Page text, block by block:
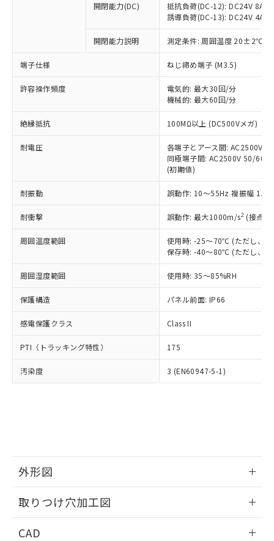
開閉能力(DC)
抵抗負荷(DC-12): DC24V 8A/
誘導負荷(DC-13): DC24V 4A/
開閉能力説明 測定条件: 周囲温度 20±2℃、
端子仕様 ねじ締め端子 (M3.5)
許容操作頻度
電気的: 最大30回/分
機械的: 最大60回/分
絶縁抵抗 100MΩ以上 (DC500Vメガ)
耐電圧
各端子とアース間: AC2500V
同極端子間: AC2500V 50/
(初期値)
耐振動 誤動作: 10～55Hz 複振幅
耐衝撃 誤動作: 最大1000m/s2 (接点
周囲温度範囲
使用時: -25～70℃ (ただし、氷
保存時: -40～80℃ (ただし、氷
周囲湿度範囲 使用時: 35～85%RH
保護構造 パネル前面: IP66
感電保護クラス Class II
PTI（トラッキング特性） 175
汚染度 3 (EN60947-5-1)
外形図
取りつけ穴加工図
CAD
以下の条件をお読みいただき、同意のうえ
ご利用ください。
本サービスは、当社制御機器事業取扱
商品の当社在庫状況および標準価格
(税抜)を提供させていただくもので
当社制御機器事業取扱商品の中には、
本サービスの対象外となる商品もある
ことをご了承ください。
在庫状況および標準価格照会結果は、
記載している更新日時点での社内デー
タに基づき作成されるものであり、閲
覧された時点での実際の在庫および標
準価格とは異なる場合があることをご
正式な納期状況および標準価格はお客
様のお取引先、またはお客様担当のオ
ムロン制御機器販売店・当社販売員に
オムロン制御機器販売店や当社販売拠
販売ネットワーク
」をご確認
在庫状況および標準価格結果を当社の
事前の承諾なく第三者に漏洩または開
示しないようお願いします。
マイパーツ機能（部品リスト作成サー
ビス）をご利用いただくには、I-Web
品・サービスに関するお客様との取
の共同利用に関して"
用者の範囲」に記載されている法人を
対応予定なし：EU RoHS指令（10物質）の
非含有に非対応の商品で、対応品を出す予
調査・確認中：EU RoHS指令（10物質）の
非含有の対応状況を調査中または確認中の
商品です。
非該当品：ライセンス料など無形物で、有
害物質有無と関係のない商品です。
仕入先様の事情により、非含有部品として
いたものが、含有品と判明した場合などや
むを得ず変更することがあります。
鉛(Pb) 1000ppm以下、 水銀(Hg) 1000ppm以下、 カド
六価クロム(Cr(Ⅵ)) 1000ppm以下、ポリ臭化ビフェニル
類(PBB) 1000ppm以下、ポリ臭化ジフェニルエーテル類
ルベンジル（BBP） 1000ppm以下、フタル酸ジブチル
（DBP） 1000ppm以下、フタル酸ジイソブチル
但し、RoHS指令で産業用監視および制御機器に対する
適用除外項目は除く。
フタル酸エステル類の４物質については閾値を超える意
図的な使用がないことを確認しています。
部品在庫の切り替え状況などにより、予定
月が前後することがあります。
EU RoHS指令（10物質）の非含有証明書
51物質の非含有証明書（当社基準）
※本証明書は発行日時点で非含有を証明す
「○」：最大均質材料含有率が中国RoHSの
基準値以下であることを示します。
「×」：最大均質材料含有率が中国RoHSの
基準値を超えていることを示します。
「－」：未確認です。当社販売部門へお問
*中国RoHS10物質の基準値 (GB/T26572)：
Pb(鉛) :1000ppm、 Hg(水銀) : 1000ppm、 Cd(カドミウ
Cr(Ⅵ)(六価クロム) : 1000ppm、 PBBs(ポリ臭化ビフェ
ニル類) : 1000ppm、 PBDEs(ポリ臭化ジフェニルエーテ
ル類) : 1000ppm、
DBP(フタル酸ジブチル) : 1000ppm、 DIBP(フタル酸ジ
イソブチル) : 1000ppm、 BBP(フタル酸ブチルベンジ
DEHP(フタル酸ビス(2-エチルヘキシル)) : 1000ppm
「ｅ」：有害物質（10物質）のすべてが基
準値以下であることを示します。
「10」：通常の使用状況下において有害物
質が外部に漏えいし、環境に深刻な影響を
及ぼさない年数を意味します。
当社は、これら貴社製品のうち、外国
為替および外国貿易法に定める商品
（以下｢規制貨物等」という）を輸出
または国外への提供する場合は、日本
国政府の輸出許可(または役務取引許
可)を取得するなどの必要な手続きを
当社は規制貨物を破棄する場合は、完
全に破砕するなど、違法に輸出されな
いよう必要な手段を講じます。
当社は貴社製品を、核兵器、ミサイ
ル、化学兵器、生物兵器またはその他
武器並びにこれらの製造装置等に一切
当社は、貴社製品を第三者に販売する
場合は、上記1、2および3の内容を当
該第三者に通知します。また当社は、
販売先および販売に係わる関係者が違
法に輸出するおそれがある場合は、取
り引きをいたしません。
一定数以上の在庫あり
一定数には満たないが在庫あり
在庫なし(最新の在庫状況につ
いては、お客様のお取引先、ま
たはお客様担当のオムロン制御
機器販売店・当社販売員にご確
受注生産機種、また在庫状況の
情報を公開していない機種